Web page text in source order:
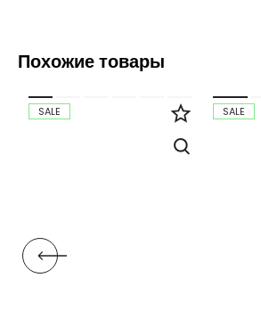
Похожие товары
SALE SALE